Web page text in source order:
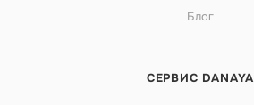
Блог
СЕРВИС DANAYA